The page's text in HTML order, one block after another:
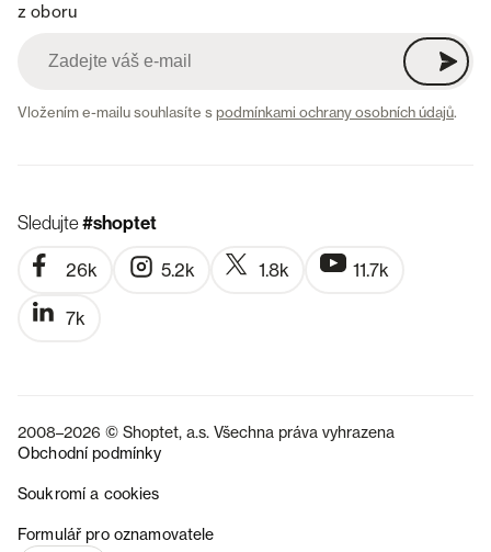
z oboru
Vložením e-mailu souhlasíte spodmínkami ochrany osobních údajů.
Sledujte#shoptet
26k 5.2k 1.8k 11.7k
7k
2008–2026 © Shoptet, a.s. Všechna práva vyhrazena
Obchodní podmínky
Soukromí a cookies
Formulář pro oznamovatele